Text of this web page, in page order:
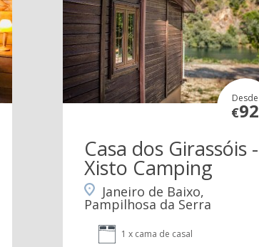
Desde
€92
Casa dos Girassóis -
Xisto Camping
Janeiro de Baixo,
Pampilhosa da Serra
1 x cama de casal